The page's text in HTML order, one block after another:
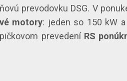
prevodovku DSG. V
motory: jeden so 150 kW
prevedení RS